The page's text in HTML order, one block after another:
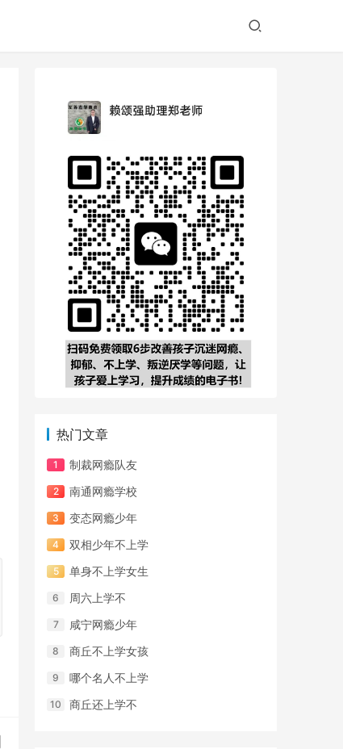
热门文章
制裁网瘾队友
南通网瘾学校
变态网瘾少年
双相少年不上学
单身不上学女生
周六上学不
咸宁网瘾少年
商丘不上学女孩
哪个名人不上学
商丘还上学不